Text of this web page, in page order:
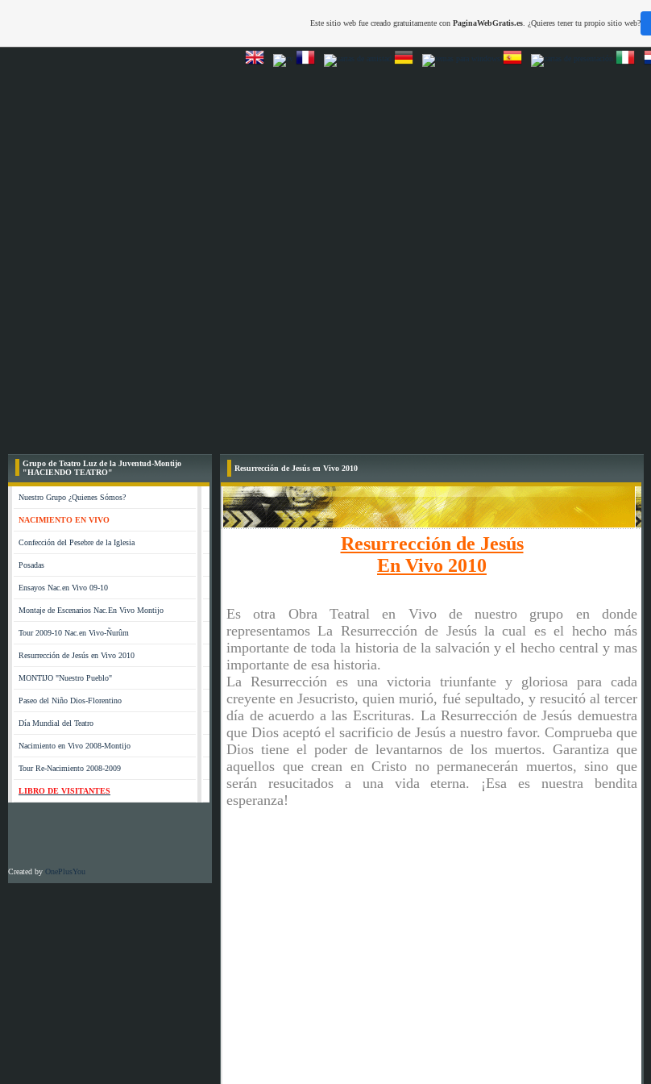
Grupo de Teatro Luz de la Juventud-Montijo
"HACIENDO TEATRO"
Nuestro Grupo ¿Quienes Sómos?
NACIMIENTO EN VIVO
Confección del Pesebre de la Iglesia
Posadas
Ensayos Nac.en Vivo 09-10
Montaje de Escenarios Nac.En Vivo Montijo
Tour 2009-10 Nac.en Vivo-Ñurûm
Resurrección de Jesús en Vivo 2010
MONTIJO "Nuestro Pueblo"
Paseo del Niño Dios-Florentino
Día Mundial del Teatro
Nacimiento en Vivo 2008-Montijo
Tour Re-Nacimiento 2008-2009
LIBRO DE VISITANTES
Created by OnePlusYou
Resurrección de Jesús en Vivo 2010
Resurrección de Jesús
En Vivo 2010
Es otra Obra Teatral en Vivo de nuestro grupo en donde
representamos La Resurrección de Jesús la cual es el hecho más
importante de toda la historia de la salvación y el hecho central y mas
importante de esa historia.
La Resurrección es una victoria triunfante y gloriosa para cada
creyente en Jesucristo, quien murió, fué sepultado, y resucitó al tercer
día de acuerdo a las Escrituras. La Resurrección de Jesús demuestra
que Dios aceptó el sacrificio de Jesús a nuestro favor. Comprueba que
Dios tiene el poder de levantarnos de los muertos. Garantiza que
aquellos que crean en Cristo no permanecerán muertos, sino que
serán resucitados a una vida eterna. ¡Esa es nuestra bendita
esperanza!
Este sitio web fue creado gratuitamente con PaginaWebGratis.es. ¿Quieres tener tu propio sitio web?